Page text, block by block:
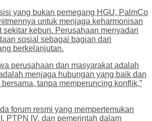
yang bukan pemegang HGU, PalmCo
untuk menjaga keharmonisan
sekitar kebun. Perusahaan menyadari
sosial sebagai bagian dari
berkelanjutan.
perusahaan dan masyarakat adalah
menjaga hubungan yang baik dan
tanpa memperuncing konflik,”
forum resmi yang mempertemukan
PTPN IV, dan pemerintah dalam